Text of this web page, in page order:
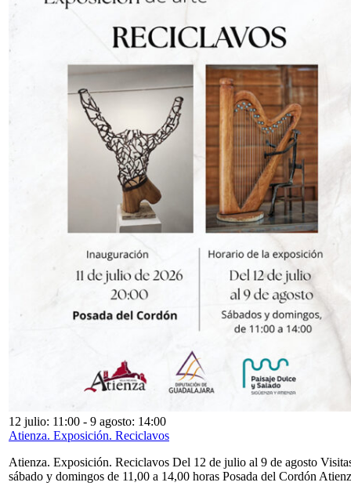
12 julio: 11:00 - 9 agosto: 14:00
Atienza. Exposición. Reciclavos
Atienza. Exposición. Reciclavos Del 12 de julio al 9 de agosto
sábado y domingos de 11,00 a 14,00 horas Posada del Cordón